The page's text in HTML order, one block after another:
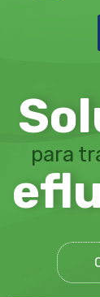
para